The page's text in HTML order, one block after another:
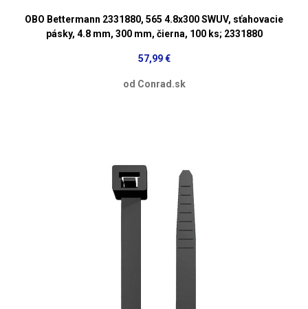
OBO Bettermann 2331880, 565 4.8x300 SWUV, sťahovacie
pásky, 4.8 mm, 300 mm, čierna, 100 ks; 2331880
57,99 €
od Conrad.sk